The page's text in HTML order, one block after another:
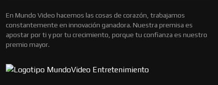
En Mundo Video hacemos las cosas de corazón, trabajamos
constantemente en innovación ganadora. Nuestra premisa es
apostar por ti y por tu crecimiento, porque tu confianza es nuestro
premio mayor.